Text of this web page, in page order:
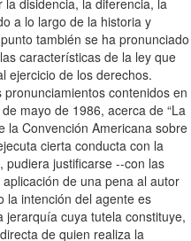
disidencia, la diferencia, la
a lo largo de la historia y
también se ha pronunciado
características de la ley que
ejercicio de los derechos.
contenidos en
mayo de 1986, acerca de “La
la Convención Americana sobre
cierta conducta con la
pudiera justificarse --con las
de una pena al autor
la intención del agente es
cuya tutela constituye,
de quien realiza la